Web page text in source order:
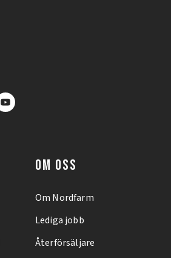
OM OSS
Om Nordfarm
Lediga jobb
Återförsäljare